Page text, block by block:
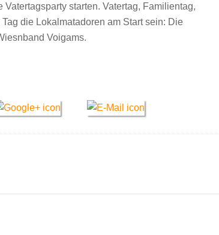
Vatertagsparty starten. Vatertag, Familientag,
die Lokalmatadoren am Start sein: Die
Voigams.